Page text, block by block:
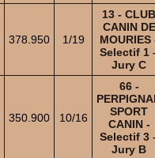
378.950 1/19
13 - CLUB
CANIN DE
MOURIES
Selectif 1
Jury C
350.900 10/16
66 -
SPORT
CANIN -
Selectif 3
Jury B